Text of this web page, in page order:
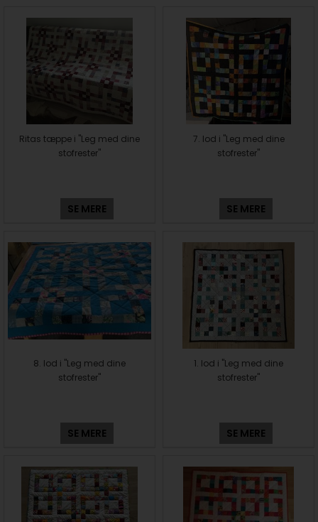
Ritas tæppe i "Leg med dine
stofrester"
SE MERE
7. lod i "Leg med dine
stofrester"
SE MERE
8. lod i "Leg med dine
stofrester"
SE MERE
1. lod i "Leg med dine
stofrester"
SE MERE